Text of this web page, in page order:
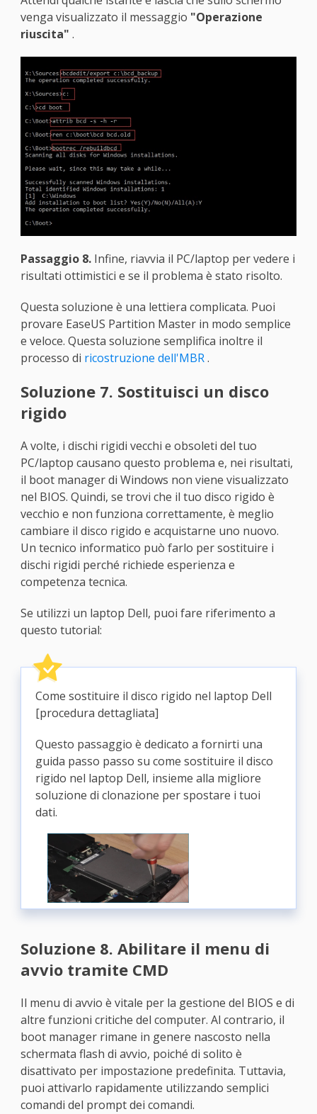
venga visualizzato il messaggio "Operazione
riuscita" .
Passaggio 8.Infine, riavvia il PC/laptop per vedere i
risultati ottimistici e se il problema è stato risolto.
Questa soluzione è una lettiera complicata. Puoi
provare EaseUS Partition Master in modo semplice
e veloce. Questa soluzione semplifica inoltre il
processo di ricostruzione dell'MBR.
Soluzione 7. Sostituisci un disco
rigido
A volte, i dischi rigidi vecchi e obsoleti del tuo
PC/laptop causano questo problema e, nei risultati,
il boot manager di Windows non viene visualizzato
nel BIOS. Quindi, se trovi che il tuo disco rigido è
vecchio e non funziona correttamente, è meglio
cambiare il disco rigido e acquistarne uno nuovo.
Un tecnico informatico può farlo per sostituire i
dischi rigidi perché richiede esperienza e
competenza tecnica.
Se utilizzi un laptop Dell, puoi fare riferimento a
questo tutorial:
Come sostituire il disco rigido nel laptop Dell
[procedura dettagliata]
Questo passaggio è dedicato a fornirti una
guida passo passo su come sostituire il disco
rigido nel laptop Dell, insieme alla migliore
soluzione di clonazione per spostare i tuoi
dati.
Soluzione 8. Abilitare il menu di
avvio tramite CMD
Il menu di avvio è vitale per la gestione del BIOS e di
altre funzioni critiche del computer. Al contrario, il
boot manager rimane in genere nascosto nella
schermata flash di avvio, poiché di solito è
disattivato per impostazione predefinita. Tuttavia,
puoi attivarlo rapidamente utilizzando semplici
comandi del prompt dei comandi.